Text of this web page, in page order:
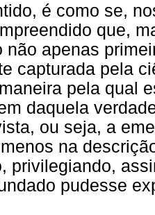
é como se,
que,
não apenas
capturada pela
pela qual
daquela
ou seja, a
na
privilegiando,
pudesse